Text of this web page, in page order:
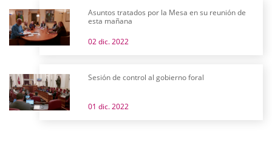
Asuntos tratados por la Mesa en su reunión de
esta mañana
02 dic. 2022
Sesión de control al gobierno foral
01 dic. 2022